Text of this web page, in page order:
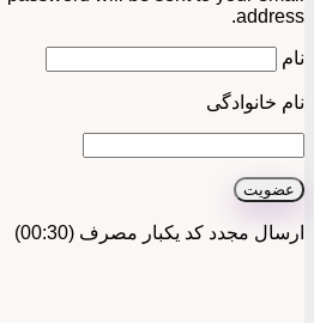
address.
نام
نام خانوادگی
عضویت
ارسال مجدد کد یکبار مصرف (00:
30
)